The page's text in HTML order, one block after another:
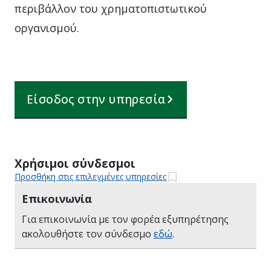
περιβάλλον του χρηματοπιστωτικού
οργανισμού.
Είσοδος στην υπηρεσία
Χρήσιμοι σύνδεσμοι
Προσθήκη στις επιλεγμένες υπηρεσίες
Επικοινωνία
Για επικοινωνία με τον φορέα εξυπηρέτησης
ακολουθήστε τον σύνδεσμο εδώ.